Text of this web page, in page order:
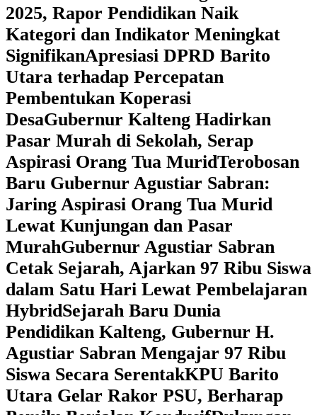
2025, Rapor Pendidikan Naik
Kategori dan Indikator Meningkat
SignifikanApresiasi DPRD Barito
Utara terhadap Percepatan
Pembentukan Koperasi
Desa‎Gubernur Kalteng Hadirkan
Pasar Murah di Sekolah, Serap
Aspirasi Orang Tua Murid‎Terobosan
Baru Gubernur Agustiar Sabran:
Jaring Aspirasi Orang Tua Murid
Lewat Kunjungan dan Pasar
MurahGubernur Agustiar Sabran
Cetak Sejarah, Ajarkan 97 Ribu Siswa
dalam Satu Hari Lewat Pembelajaran
HybridSejarah Baru Dunia
Pendidikan Kalteng, Gubernur H.
Agustiar Sabran Mengajar 97 Ribu
Siswa Secara SerentakKPU Barito
Utara Gelar Rakor PSU, Berharap